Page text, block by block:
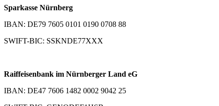
Sparkasse Nürnberg
IBAN: DE79 7605 0101 0190 0708 88
SWIFT-BIC: SSKNDE77XXX
Raiffeisenbank im Nürnberger Land eG
IBAN: DE47 7606 1482 0002 9042 25